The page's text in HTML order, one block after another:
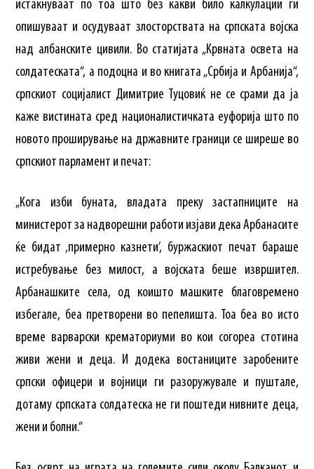
истакнуваат по тоа што без какви било калкулации ги
опишуваат и осудуваат злосторствата на српската војска
над албанските цивили. Во статијата „Крвната освета на
солдатеската“, а подоцна и во книгата „Србија и Арбанија“,
српскиот социјалист Димитрие Туцовиќ не се срами да ја
каже вистината сред националистичката еуфорија што по
новото проширување на државните граници се ширеше во
српскиот парламент и печат:
„Кога изби буната, владата преку застапниците на
министерот за надворешни работи изјави дека Арбанасите
ќе бидат ‚примерно казнети’, буржаскиот печат бараше
истребување без милост, а војската беше извршител.
Арбанашките села, од коишто машките благовремено
избегале, беа претворени во пепелишта. Тоа беа во исто
време варварски крематориуми во кои согореа стотина
живи жени и деца. И додека востаниците заробените
српски офицери и војници ги разоружувале и пуштале,
дотаму српската солдатеска не ги поштеди нивните деца,
жени и болни.“